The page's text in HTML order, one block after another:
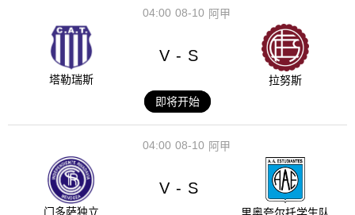
08-10
04:00 阿甲
塔勒瑞斯
V - S
拉努斯
即将开始
08-10
04:00 阿甲
门多萨独立
V - S